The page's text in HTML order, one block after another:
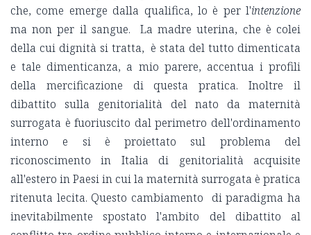
che, come emerge dalla qualifica, lo è per l'intenzione
ma non per il sangue. La madre uterina, che è colei
della cui dignità si tratta, è stata del tutto dimenticata
e tale dimenticanza, a mio parere, accentua i profili
della mercificazione di questa pratica. Inoltre il
dibattito sulla genitorialità del nato da maternità
surrogata è fuoriuscito dal perimetro dell'ordinamento
interno e si è proiettato sul problema del
riconoscimento in Italia di genitorialità acquisite
all'estero in Paesi in cui la maternità surrogata è pratica
ritenuta lecita. Questo cambiamento di paradigma ha
inevitabilmente spostato l'ambito del dibattito al